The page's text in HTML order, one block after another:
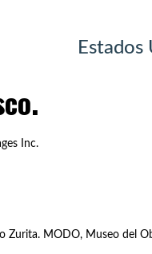
Estados
Inc.
Zurita. MODO, Museo del